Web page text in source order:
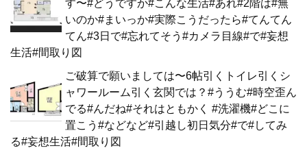
す〜#どうですか#こんな生活#あれ#2階は#無
いのか#まいっか#実際こうだったら#てんてん
てん#3日で#忘れてそう#カメラ目線#で#妄想
生活#間取り図
ご破算で願いましては〜6帖引くトイレ引くシ
ャワールーム引く玄関では？#ううむ#時空歪ん
でる#んだね#それはともかく #洗濯機#どこに
置こう#などなど#引越し初日気分#で#してみ
る#妄想生活#間取り図